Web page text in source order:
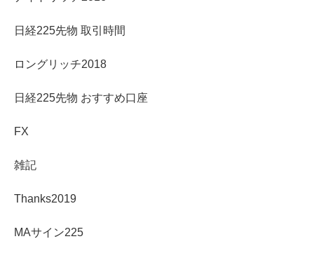
日経225先物 取引時間
ロングリッチ2018
日経225先物 おすすめ口座
FX
雑記
Thanks2019
MAサイン225